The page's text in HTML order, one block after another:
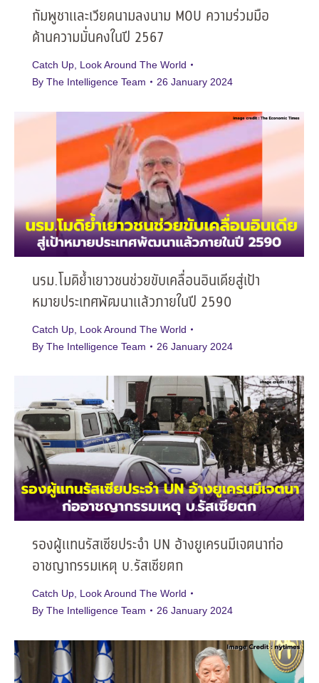
กัมพูชาและเวียดนามลงนาม MOU ความร่วมมือ
ด้านความมั่นคงในปี 2567
Catch Up Look Around The World
By The Intelligence Team 26 January 2024
นรม.โมดิย้ำเยาวชนช่วยขับเคลื่อนอินเดียสู่เป้า
หมายประเทศพัฒนาแล้วภายในปี 2590
Catch Up Look Around The World
By The Intelligence Team 26 January 2024
รองผู้แทนรัสเซียประจำ UN อ้างยูเครนมีเจตนาก่อ
อาชญากรรมเหตุ บ.รัสเซียตก
Catch Up Look Around The World
By The Intelligence Team 26 January 2024